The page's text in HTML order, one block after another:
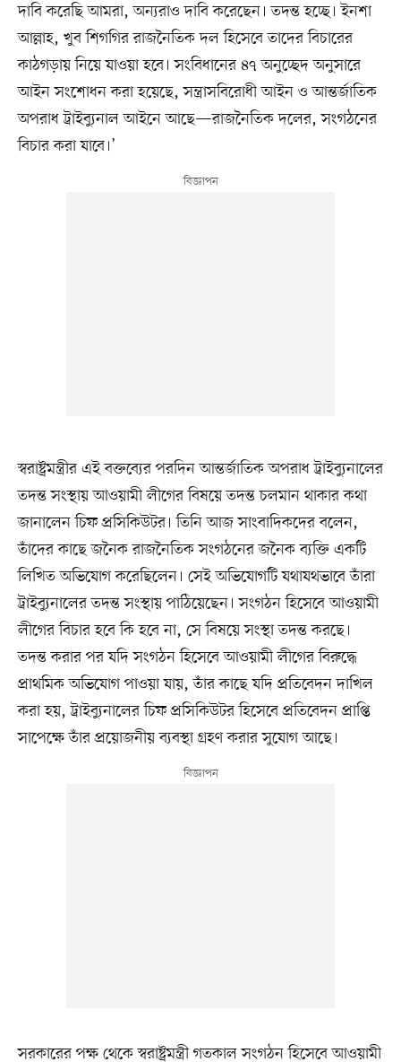
দাবি করেছি আমরা, অন্যরাও দাবি করেছেন। তদন্ত হচ্ছে। ইনশা
আল্লাহ, খুব শিগগির রাজনৈতিক দল হিসেবে তাদের বিচারের
কাঠগড়ায় নিয়ে যাওয়া হবে। সংবিধানের ৪৭ অনুচ্ছেদ অনুসারে
আইন সংশোধন করা হয়েছে, সন্ত্রাসবিরোধী আইন ও আন্তর্জাতিক
অপরাধ ট্রাইব্যুনাল আইনে আছে—রাজনৈতিক দলের, সংগঠনের
বিচার করা যাবে।’
স্বরাষ্ট্রমন্ত্রীর এই বক্তব্যের পরদিন আন্তর্জাতিক অপরাধ ট্রাইব্যুনালের
তদন্ত সংস্থায় আওয়ামী লীগের বিষয়ে তদন্ত চলমান থাকার কথা
জানালেন চিফ প্রসিকিউটর। তিনি আজ সাংবাদিকদের বলেন,
তাঁদের কাছে জনৈক রাজনৈতিক সংগঠনের জনৈক ব্যক্তি একটি
লিখিত অভিযোগ করেছিলেন। সেই অভিযোগটি যথাযথভাবে তাঁরা
ট্রাইব্যুনালের তদন্ত সংস্থায় পাঠিয়েছেন। সংগঠন হিসেবে আওয়ামী
লীগের বিচার হবে কি হবে না, সে বিষয়ে সংস্থা তদন্ত করছে।
তদন্ত করার পর যদি সংগঠন হিসেবে আওয়ামী লীগের বিরুদ্ধে
প্রাথমিক অভিযোগ পাওয়া যায়, তাঁর কাছে যদি প্রতিবেদন দাখিল
করা হয়, ট্রাইব্যুনালের চিফ প্রসিকিউটর হিসেবে প্রতিবেদন প্রাপ্তি
সাপেক্ষে তাঁর প্রয়োজনীয় ব্যবস্থা গ্রহণ করার সুযোগ আছে।
সরকারের পক্ষ থেকে স্বরাষ্ট্রমন্ত্রী গতকাল সংগঠন হিসেবে আওয়ামী